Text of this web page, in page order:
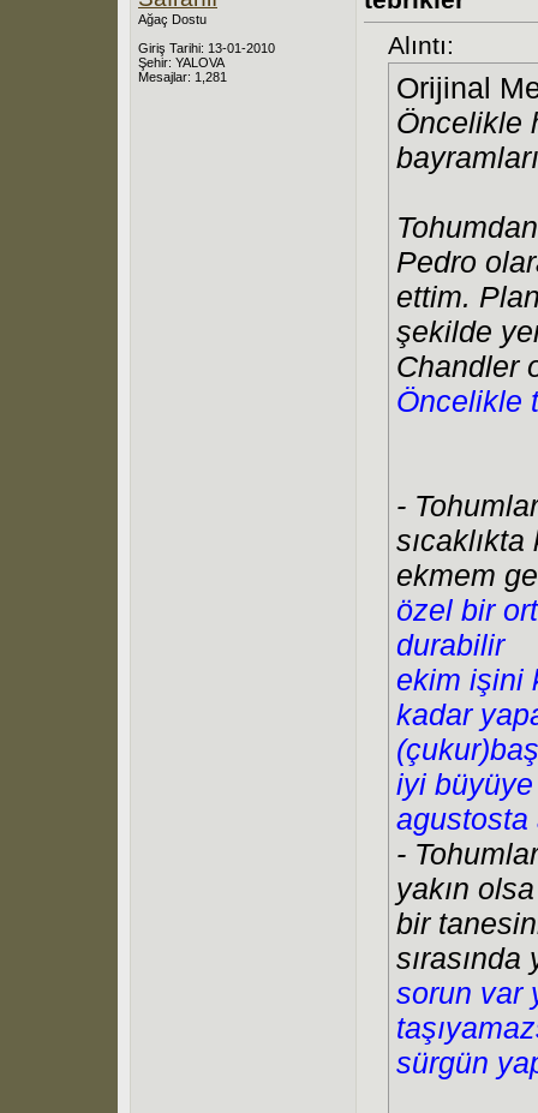
Ağaç Dostu
Giriş Tarihi: 13-01-2010
Şehir: YALOVA
Mesajlar: 1,281
Alıntı:
Orijinal
Öncelikle
Pedro
ettim.
şekilde
Chandler
Öncelikle
-
ekmem
özel bir
durabilir
ekim işini
kadar
iyi büyüye
agustosta
-
yakın
bir
sırasında
sorun var
sürgün